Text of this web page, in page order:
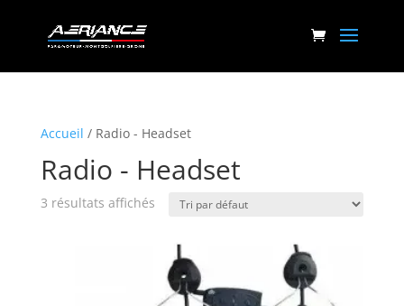
Accueil / Radio - Headset
Radio - Headset
3 résultats affichés